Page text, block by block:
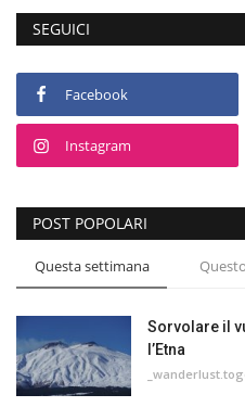
Recensioni
Contatti
Galleria
Shop
SEGUICI
Facebook
Instagram
POST POPOLARI
Questa settimana
Sorvolare il
l’Etna